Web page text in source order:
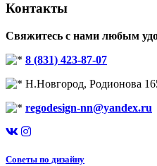
Контакты
Свяжитесь с нами любым
8 (831) 423-87-07
Н.Новгород, Родионова
regodesign-nn@yandex.ru
Советы по дизайну